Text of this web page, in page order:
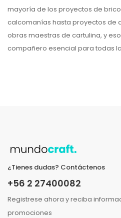
mayoría de los proyectos de
calcomanías hasta proyectos de
obras maestras de cartulina, y
compañero esencial para todas
¿Tienes dudas? Contáctenos
+56 2 27400082
Registrese ahora y reciba
promociones